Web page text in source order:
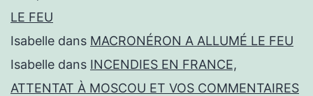
LE FEU
Isabelle dans MACRONÉRON A ALLUMÉ LE FEU
Isabelle dans INCENDIES EN FRANCE,
ATTENTAT À MOSCOU ET VOS COMMENTAIRES